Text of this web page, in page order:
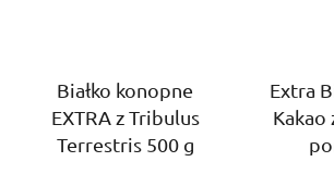
Białko konopne
EXTRA z Tribulus
Terrestris 500 g
Extra
Kakao